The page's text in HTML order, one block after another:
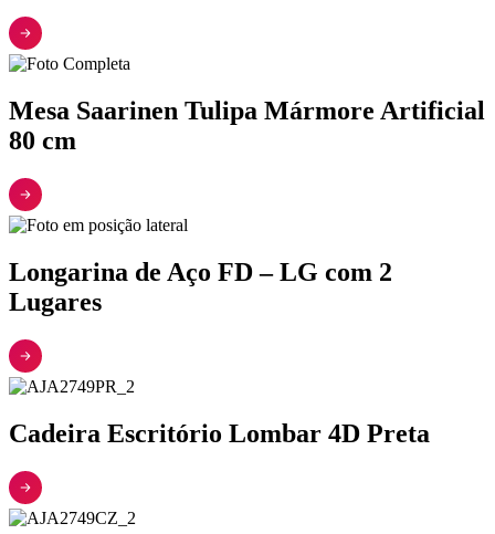
Mesa Saarinen Tulipa Mármore Artificial
80 cm
Longarina de Aço FD – LG com 2
Lugares
Cadeira Escritório Lombar 4D Preta